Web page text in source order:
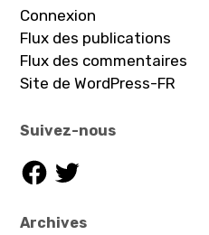
Connexion
Flux des publications
Flux des commentaires
Site de WordPress-FR
Suivez-nous
Facebook
Twitter
Archives